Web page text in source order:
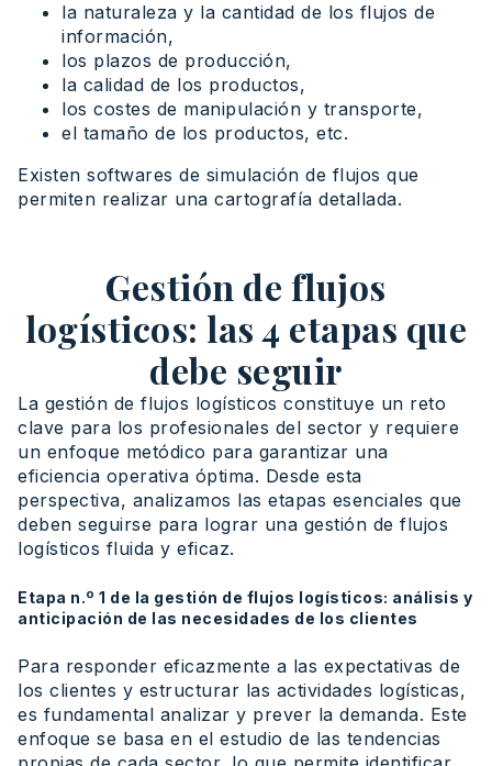
la naturaleza y la cantidad de los flujos de
información,
los plazos de producción,
la calidad de los productos,
los costes de manipulación y transporte,
el tamaño de los productos, etc.
Existen softwares de simulación de flujos que
permiten realizar una cartografía detallada.
Gestión de flujos
logísticos: las 4 etapas que
debe seguir
La gestión de flujos logísticos constituye un reto
clave para los profesionales del sector y requiere
un enfoque metódico para garantizar una
eficiencia operativa óptima. Desde esta
perspectiva, analizamos las etapas esenciales que
deben seguirse para lograr una gestión de flujos
logísticos fluida y eficaz.
Etapa n.º 1 de la gestión de flujos logísticos: análisis y
anticipación de las necesidades de los clientes
Para responder eficazmente a las expectativas de
los clientes y estructurar las actividades logísticas,
es fundamental analizar y prever la demanda. Este
enfoque se basa en el estudio de las tendencias